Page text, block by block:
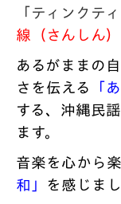
ティンク テ
線（さんしん）
あるがままの
さを伝える
する、沖縄民
ます。
音楽を心から
和」
を感じまし